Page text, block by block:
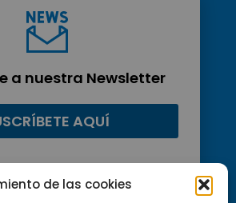
de las cookies
a nuestra Newsletter
AQUÍ